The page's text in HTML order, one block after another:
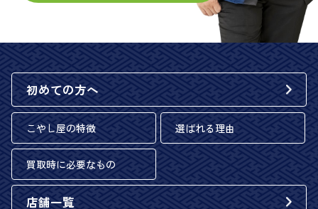
初めての方へ
こやし屋の特徴 選ばれる理由
買取時に必要なもの
店舗一覧